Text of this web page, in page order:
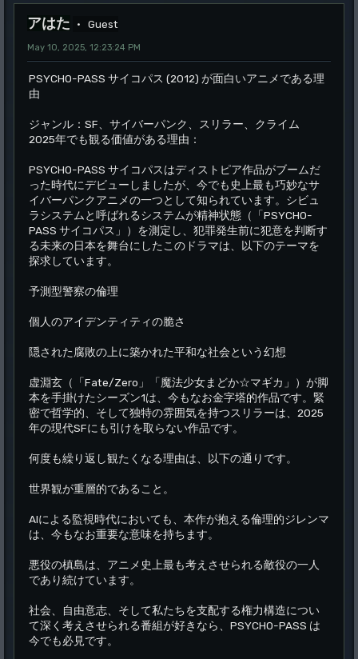
アはた Guest
May 10, 2025, 12:23:24 PM
PSYCHO-PASS サイコパス (2012) が面白いアニメである理
由
ジャンル：SF、サイバーパンク、スリラー、クライム
2025年でも観る価値がある理由：
PSYCHO-PASS サイコパスはディストピア作品がブームだ
った時代にデビューしましたが、今でも史上最も巧妙なサ
イバーパンクアニメの一つとして知られています。シビュ
ラシステムと呼ばれるシステムが精神状態（「PSYCHO-
PASS サイコパス」）を測定し、犯罪発生前に犯意を判断す
る未来の日本を舞台にしたこのドラマは、以下のテーマを
探求しています。
予測型警察の倫理
個人のアイデンティティの脆さ
隠された腐敗の上に築かれた平和な社会という幻想
虚淵玄（「Fate/Zero」「魔法少女まどか☆マギカ」）が脚
本を手掛けたシーズン1は、今もなお金字塔的作品です。緊
密で哲学的、そして独特の雰囲気を持つスリラーは、2025
年の現代SFにも引けを取らない作品です。
何度も繰り返し観たくなる理由は、以下の通りです。
世界観が重層的であること。
AIによる監視時代においても、本作が抱える倫理的ジレンマ
は、今もなお重要な意味を持ちます。
悪役の槙島は、アニメ史上最も考えさせられる敵役の一人
であり続けています。
社会、自由意志、そして私たちを支配する権力構造につい
て深く考えさせられる番組が好きなら、PSYCHO-PASS は
今でも必見です。